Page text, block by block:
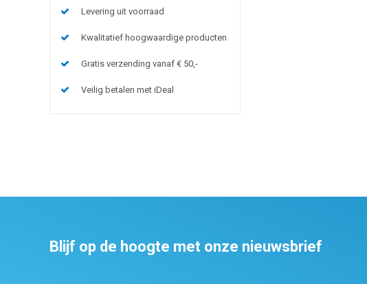
Levering uit voorraad
Kwalitatief hoogwaardige producten
Gratis verzending vanaf € 50,-
Veilig betalen met iDeal
Blijf op de hoogte met onze nieuwsbrief